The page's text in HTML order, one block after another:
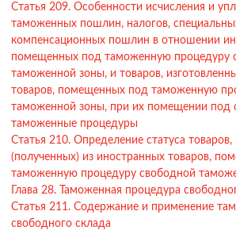
Статья 209. Особенности исчисления и
таможенных пошлин, налогов,
компенсационных пошлин в отношении
помещенных под таможенную процедуру
таможенной зоны, и товаров,
товаров, помещенных под таможенную
таможенной зоны, при их помещении под
таможенные процедуры
Статья 210. Определение статуса товаров,
(полученных) из иностранных товаров,
таможенную процедуру свободной
Глава 28. Таможенная процедура
Статья 211. Содержание и применение
свободного склада